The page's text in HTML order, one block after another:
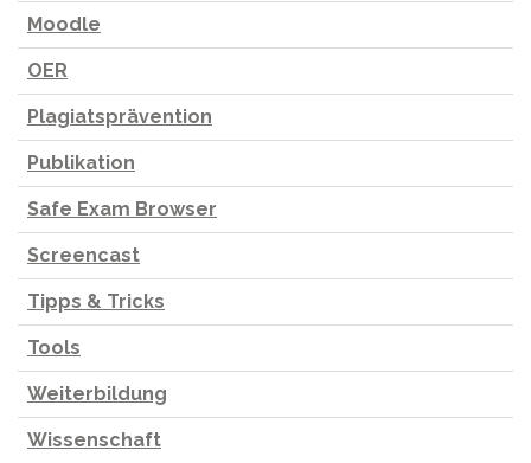
Moodle
OER
Plagiatsprävention
Publikation
Safe Exam Browser
Screencast
Tipps & Tricks
Tools
Weiterbildung
Wissenschaft